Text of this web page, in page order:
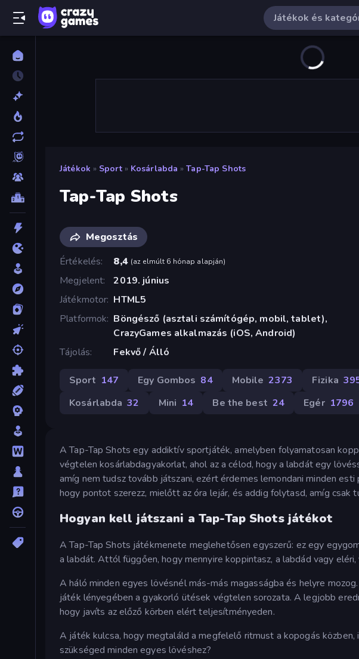
Játékok » Sport » Kosárlabda » Tap-Tap Shots
Tap-Tap Shots
Megosztás
Értékelés
8,4 (az elmúlt 6 hónap alapján)
Megjelent
2019. június
Játékmotor HTML5
Platformok Böngésző (asztali számítógép, mobil, tablet),
CrazyGames alkalmazás (iOS, Android)
Tájolás
Fekvő / Álló
Sport 147 Egy Gombos 84 Mobile 2373 Fizika
Kosárlabda 32 Mini 14 Be the best 24 Egér 1796
A Tap-Tap Shots egy addiktív sportjáték, amelyben folyamatosan
végtelen kosárlabdagyakorlat, ahol az a célod, hogy a labdát egy
amíg nem tudsz tovább játszani, ezért érdemes lemondani minden
hogy pontot szerezz, mielőtt az óra lejár, és addig folytasd, amíg csak
Hogyan kell játszani a Tap-Tap Shots játékot
A Tap-Tap Shots játékmenete meglehetősen egyszerű: ez egy
a labdát. Attól függően, hogy mennyire koppintasz, a labdád vagy
A háló minden egyes lövésnél más-más magasságba és helyre
játék lényegében a gyakorló ütések végtelen sorozata. A legjobb
hogy javíts az előző körben elért teljesítményeden.
A játék kulcsa, hogy megtaláld a megfelelő ritmust a kopogás
szükséged minden egyes lövéshez?